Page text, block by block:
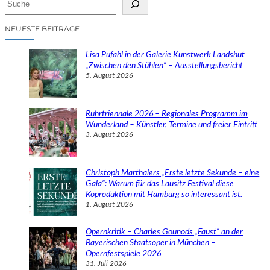
NEUESTE BEITRÄGE
Lisa Pufahl in der Galerie Kunstwerk Landshut
„Zwischen den Stühlen“ – Ausstellungsbericht
5. August 2026
Ruhrtriennale 2026 – Regionales Programm im
Wunderland – Künstler, Termine und freier Eintritt
3. August 2026
Christoph Marthalers „Erste letzte Sekunde – eine
Gala“: Warum für das Lausitz Festival diese
Koproduktion mit Hamburg so interessant ist.
1. August 2026
Opernkritik – Charles Gounods „Faust“ an der
Bayerischen Staatsoper in München –
Opernfestspiele 2026
31. Juli 2026